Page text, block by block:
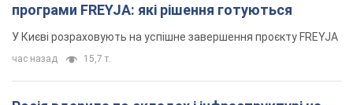
програми FREYJA: які рішення готуються
У Києві розраховують на успішне завершення проєкту FREYJA
час назад 15,7 т.